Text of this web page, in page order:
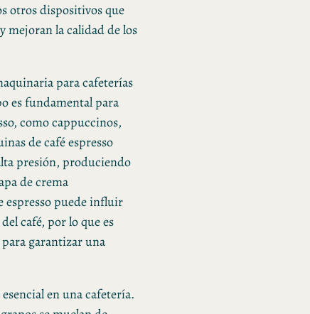
otros dispositivos que
mejoran la calidad de los
para cafeterías
es fundamental para
como cappuccinos,
de café espresso
presión, produciendo
de crema
espresso puede influir
café, por lo que es
garantizar una
en una cafetería.